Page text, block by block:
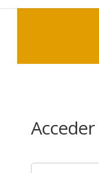
Acceder